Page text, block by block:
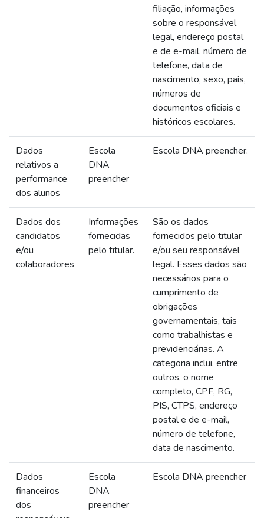
filiação, informações
sobre o responsável
legal, endereço postal
e de e-mail, número de
telefone, data de
nascimento, sexo, pais,
números de
documentos oficiais e
históricos escolares.
Dados
relativos a
performance
dos alunos
Escola
DNA
preencher
Escola DNA preencher.
Dados dos
candidatos
e/ou
colaboradores
Informações
fornecidas
pelo titular.
São os dados
fornecidos pelo titular
e/ou seu responsável
legal. Esses dados são
necessários para o
cumprimento de
obrigações
governamentais, tais
como trabalhistas e
previdenciárias. A
categoria inclui, entre
outros, o nome
completo, CPF, RG,
PIS, CTPS, endereço
postal e de e-mail,
número de telefone,
data de nascimento.
Dados
financeiros
dos
Escola
DNA
preencher
Escola DNA preencher